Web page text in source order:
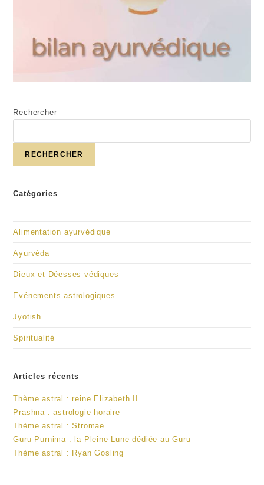
Rechercher
RECHERCHER
Catégories
Alimentation ayurvédique
Ayurvéda
Dieux et Déesses védiques
Evénements astrologiques
Jyotish
Spiritualité
Articles récents
Thème astral : reine Elizabeth II
Prashna : astrologie horaire
Thème astral : Stromae
Guru Purnima : la Pleine Lune dédiée au Guru
Thème astral : Ryan Gosling